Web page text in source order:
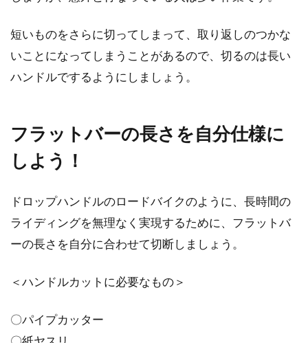
ハブはホイールで非常に重要な部分です。重要
心配ですよね。そ...
ロードバイクのタイヤがコスパが高
いと言われるのはなぜ？
いのはどの部分？」という質問をよく見かけま
自転車のチューブのあれこれ。交換
短いものをさらに切ってしまって、取り返しのつかな
いことになってしまうことがあるので、切るのは長い
ハンドルでするようにしましょう。
フラットバーの長さを自分仕様に
しよう！
ドロップハンドルのロードバイクのように、長時間の
ライディングを無理なく実現するために、フラットバ
ーの長さを自分に合わせて切断しましょう。
＜ハンドルカットに必要なもの＞
〇パイプカッター